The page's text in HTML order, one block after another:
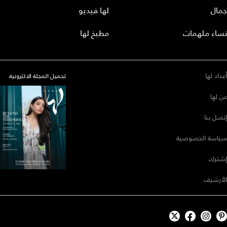
جمال
نساء ملهمات
لها فيديو
مطبخ لها
أعداد لها
عن لها
إتصل بنا
سياسة الخصوصية
إشترك
الأرشيف
تحميل المجلة الاكترونية